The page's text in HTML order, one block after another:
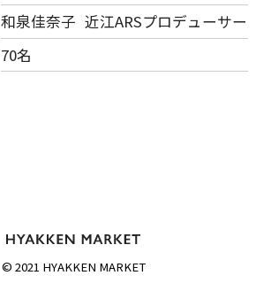
和泉佳奈子 近江ARSプロデューサー
70名
© 2021 HYAKKEN MARKET